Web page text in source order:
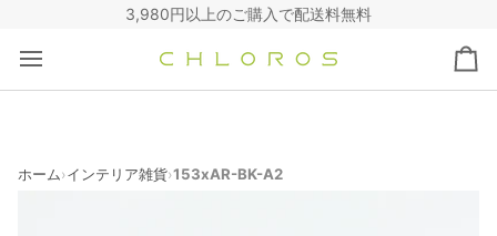
3,980円以上のご購入で配送料無料
カ
ー
ホーム›インテリア雑貨›153xAR-BK-A2